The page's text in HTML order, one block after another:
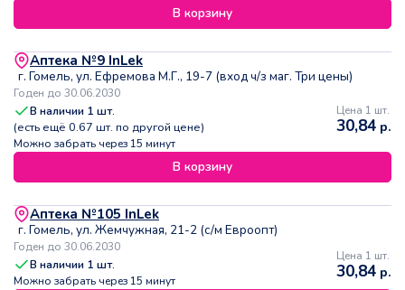
В корзину
Аптека №9 InLek
г. Гомель, ул. Ефремова М.Г., 19-7 (вход ч/з маг. Три цены)
Годен до 30.06.2030
В наличии 1 шт.
(есть ещё 0.67 шт. по другой цене)
Можно забрать через 15 минут
Цена 1 шт.
30,84 р.
В корзину
Аптека №105 InLek
г. Гомель, ул. Жемчужная, 21-2 (с/м Евроопт)
Годен до 30.06.2030
В наличии 1 шт.
Можно забрать через 15 минут
Цена 1 шт.
30,84 р.